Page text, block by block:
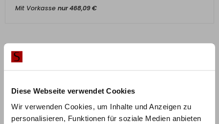
Diese Webseite verwendet Cookies
Wir verwenden Cookies, um Inhalte und Anzeigen zu
personalisieren, Funktionen für soziale Medien anbieten
Mit Vorkasse nur468,09€